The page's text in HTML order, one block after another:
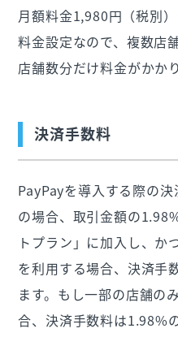
月額料金1,980円（税別
料金設定なので、複数店
店舗数分だけ料金がかか
決済手数料
PayPayを導入する際の決
の場合、取引金額の
トプラン」に加入し、か
を利用する場合、決済手
ます。もし一部の店舗の
合、決済手数料は1.98%